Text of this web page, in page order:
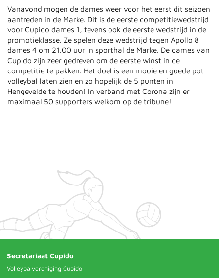
Vanavond mogen de dames weer voor het eerst dit seizoen
aantreden in de Marke. Dit is de eerste competitiewedstrijd
voor Cupido dames 1, tevens ook de eerste wedstrijd in de
promotieklasse. Ze spelen deze wedstrijd tegen Apollo 8
dames 4 om 21.00 uur in sporthal de Marke. De dames van
Cupido zijn zeer gedreven om de eerste winst in de
competitie te pakken. Het doel is een mooie en goede pot
volleybal laten zien en zo hopelijk de 5 punten in
Hengevelde te houden! In verband met Corona zijn er
maximaal 50 supporters welkom op de tribune!
Secretariaat Cupido
Volleybalvereniging Cupido